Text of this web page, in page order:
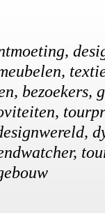
bezoekers,